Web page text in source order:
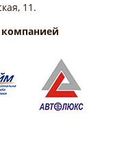
11.
компанией